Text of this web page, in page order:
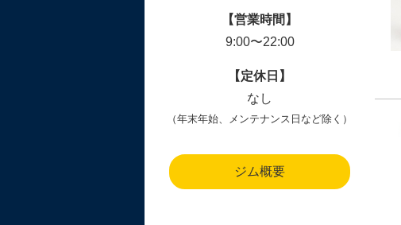
【営業時間】
9:00〜22:00
【定休日】
なし
（年末年始、メンテナンス日など除く）
ジム概要